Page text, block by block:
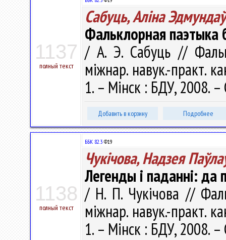
1137
полный текст
Сабуць, Аліна
Фальклорная паэтыка
/ А. Э. Сабуць //
міжнар. навук.-практ.
1. – Мінск : БДУ, 2008.
Добавить в корзину Подробнее
1138
полный текст
ББК 82.3 Ф19
Чукічова, Надзея
Легенды і паданні: да
/ Н. П. Чукічова //
міжнар. навук.-практ.
1. – Мінск : БДУ, 2008.